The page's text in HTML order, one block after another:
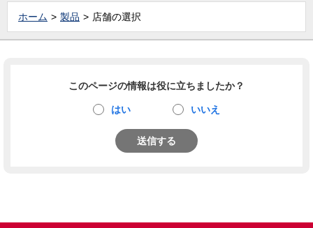
ホーム 製品 店舗の選択
このページの情報は役に立ちましたか？
はい いいえ
送信する